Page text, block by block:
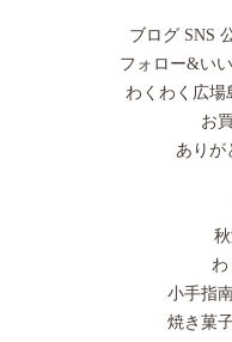
ブログ SNS
フォロー&い
わくわく広場
お
ありが
わ
小手指
焼き菓